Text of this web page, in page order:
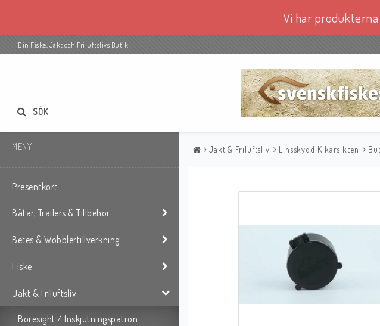
Vi har
Din Fiske, Jakt och Friluftslivs Butik
SÖK
MENY
Presentkort
Båtar, Trailers & Tillbehör
Betes & Wobblertillverkning
Fiske
Jakt & Friluftsliv
Boresight / Inskjutningspatron
Jakt & Friluftsliv Linsskydd Kikarsikten